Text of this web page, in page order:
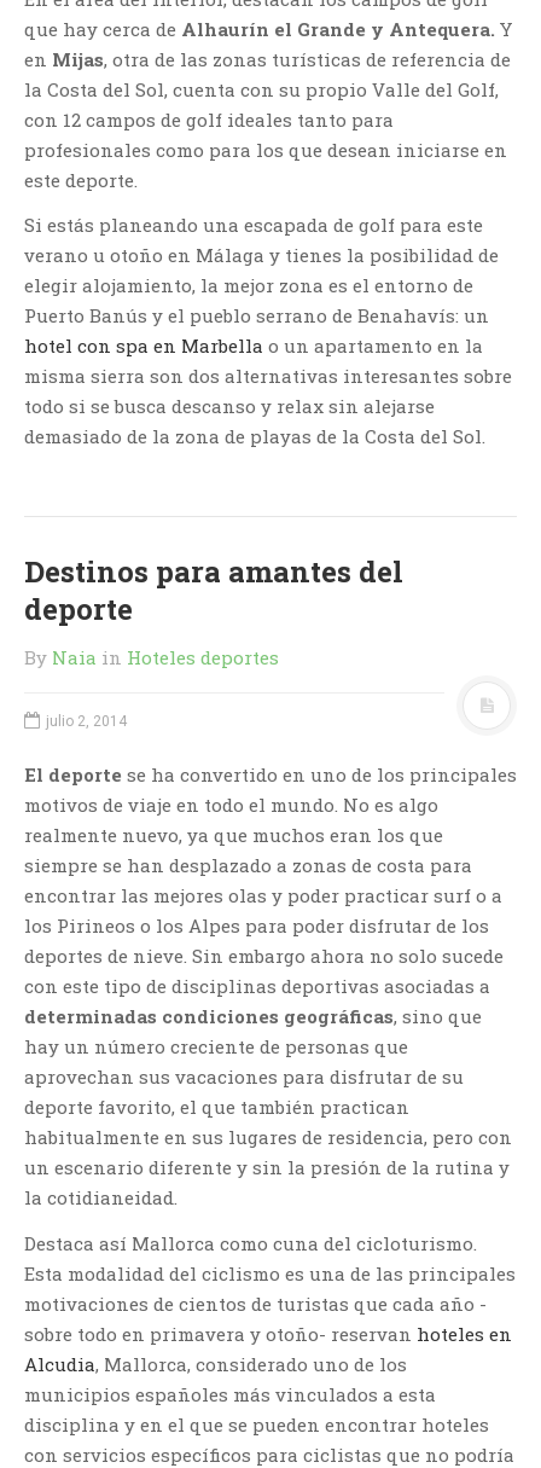
que hay cerca de Alhaurín el Grande y Antequera. Y
en Mijas, otra de las zonas turísticas de referencia de
la Costa del Sol, cuenta con su propio Valle del Golf,
con 12 campos de golf ideales tanto para
profesionales como para los que desean iniciarse en
este deporte.
Si estás planeando una escapada de golf para este
verano u otoño en Málaga y tienes la posibilidad de
elegir alojamiento, la mejor zona es el entorno de
Puerto Banús y el pueblo serrano de Benahavís: un
hotel con spa en Marbella o un apartamento en la
misma sierra son dos alternativas interesantes sobre
todo si se busca descanso y relax sin alejarse
demasiado de la zona de playas de la Costa del Sol.
Destinos para amantes del
deporte
By Naia in Hoteles deportes
julio 2, 2014
El deporte se ha convertido en uno de los principales
motivos de viaje en todo el mundo. No es algo
realmente nuevo, ya que muchos eran los que
siempre se han desplazado a zonas de costa para
encontrar las mejores olas y poder practicar surf o a
los Pirineos o los Alpes para poder disfrutar de los
deportes de nieve. Sin embargo ahora no solo sucede
con este tipo de disciplinas deportivas asociadas a
determinadas condiciones geográficas, sino que
hay un número creciente de personas que
aprovechan sus vacaciones para disfrutar de su
deporte favorito, el que también practican
habitualmente en sus lugares de residencia, pero con
un escenario diferente y sin la presión de la rutina y
la cotidianeidad.
Destaca así Mallorca como cuna del cicloturismo.
Esta modalidad del ciclismo es una de las principales
motivaciones de cientos de turistas que cada año -
sobre todo en primavera y otoño- reservan hoteles en
Alcudia, Mallorca, considerado uno de los
municipios españoles más vinculados a esta
disciplina y en el que se pueden encontrar hoteles
con servicios específicos para ciclistas que no podría